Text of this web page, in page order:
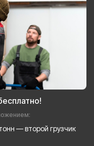
— второй грузчик